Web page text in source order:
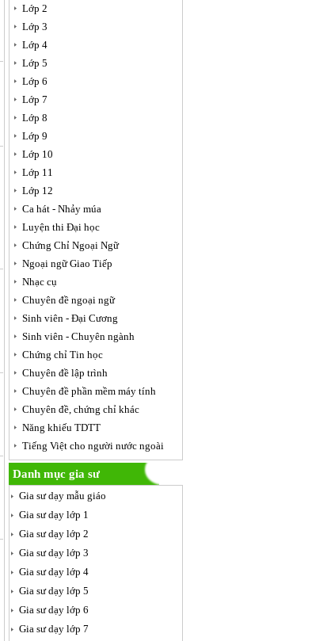
Lớp 2
Lớp 3
Lớp 4
Lớp 5
Lớp 6
Lớp 7
Lớp 8
Lớp 9
Lớp 10
Lớp 11
Lớp 12
Ca hát - Nhảy múa
Luyện thi Đại học
Chứng Chỉ Ngoại Ngữ
Ngoại ngữ Giao Tiếp
Nhạc cụ
Chuyên đề ngoại ngữ
Sinh viên - Đại Cương
Sinh viên - Chuyên ngành
Chứng chỉ Tin học
Chuyên đề lập trình
Chuyên đề phần mềm máy tính
Chuyên đề, chứng chỉ khác
Năng khiếu TDTT
Tiếng Việt cho người nước ngoài
Danh mục gia sư
Gia sư dạy mẫu giáo
Gia sư dạy lớp 1
Gia sư dạy lớp 2
Gia sư dạy lớp 3
Gia sư dạy lớp 4
Gia sư dạy lớp 5
Gia sư dạy lớp 6
Gia sư dạy lớp 7